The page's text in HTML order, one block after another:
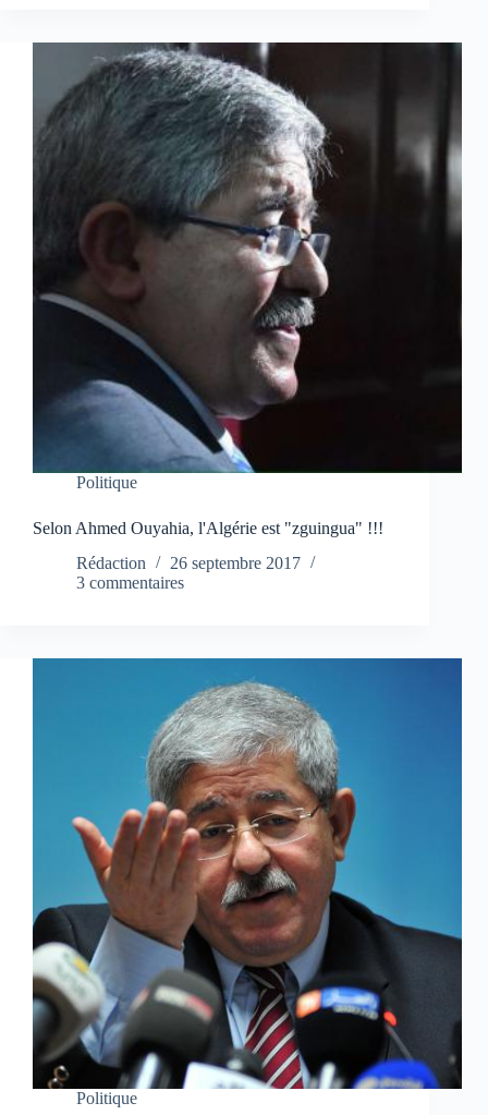
Politique
Selon Ahmed Ouyahia, l'Algérie est "zguingua" !!!
Rédaction
26 septembre 2017
3 commentaires
Politique